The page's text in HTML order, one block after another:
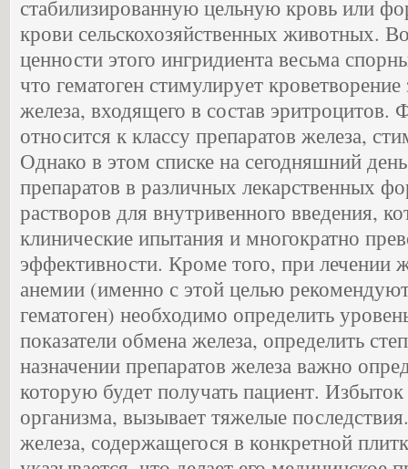
стабилизированную цельную кровь или
крови сельскохозяйственных животных.
ценности этого ингридиента весьма
что гематоген стимулирует кроветворение
железа, входящего в состав эритроцитов.
относится к классу препаратов железа,
Однако в этом списке на сегодняшний
препаратов в различных лекарственных
растворов для внутривенного введения,
клинические ипытания и многократно
эффективности. Кроме того, при лечении
анемии (именно с этой целью
гематоген) необходимо определить
показатели обмена железа, определить
назначении препаратов железа важно
которую будет получать пациент.
организма, вызывает тяжелые
железа, содержащегося в конкретной